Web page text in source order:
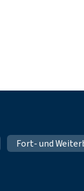
Fort- und